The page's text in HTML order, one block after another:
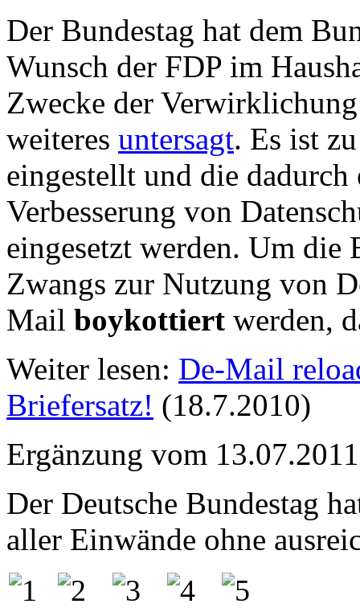
Der Bundestag hat dem
Wunsch der FDP im
Zwecke der
weiteres untersagt. Es ist
eingestellt und die
Verbesserung von
eingesetzt werden. Um die
Zwangs zur Nutzung von
Mail boykottiert werden,
Weiter lesen: De-Mail
Briefersatz! (18.7.2010)
Ergänzung vom
Der Deutsche Bundestag
aller Einwände ohne